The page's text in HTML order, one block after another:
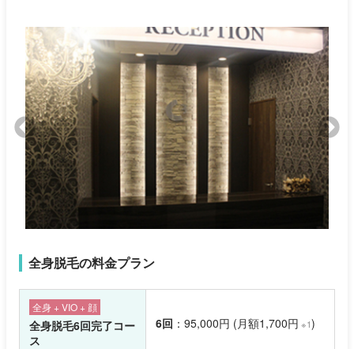
全身脱毛の料金プラン
全身 + VIO + 顔
全身脱毛6回完了コー
ス
6回 ：95,000円 (月額1,700円 ※1)